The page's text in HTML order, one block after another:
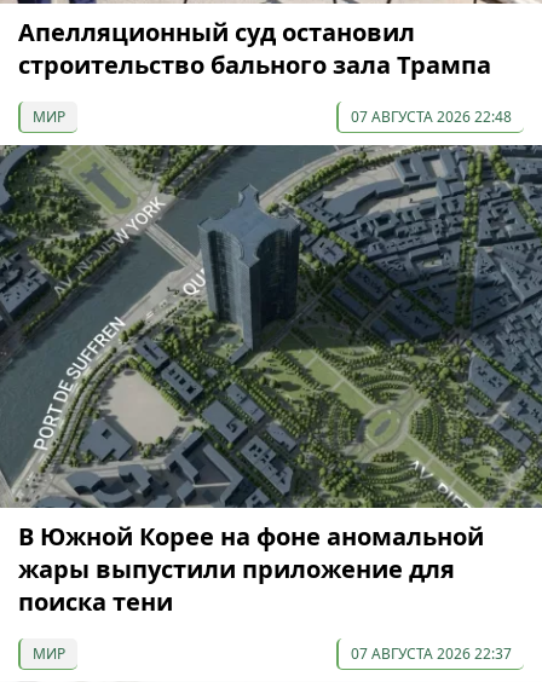
Апелляционный суд остановил
строительство бального зала Трампа
МИР 07 АВГУСТА 2026 22:48
В Южной Корее на фоне аномальной
жары выпустили приложение для
поиска тени
МИР 07 АВГУСТА 2026 22:37